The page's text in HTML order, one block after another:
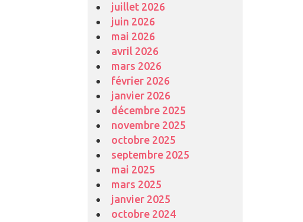
juillet 2026
juin 2026
mai 2026
avril 2026
mars 2026
février 2026
janvier 2026
décembre 2025
novembre 2025
octobre 2025
septembre 2025
mai 2025
mars 2025
janvier 2025
octobre 2024